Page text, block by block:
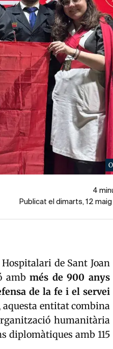
4
Publicat el dimarts, 12
de Sant Joan
ambmés de 900 anys
de la fe i el servei
aquesta entitat combina
humanitària
diplomàtiques amb 115